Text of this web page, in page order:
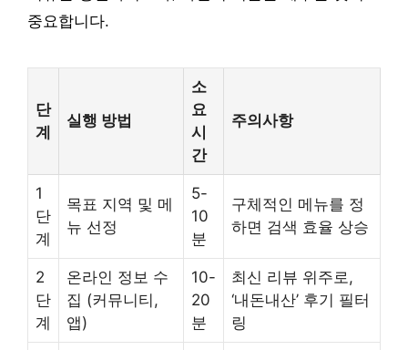
중요합니다.
단
계
실행 방법
소
요
시
간
주의사항
1
단
계
목표 지역 및 메
뉴 선정
5-
10
분
구체적인 메뉴를 정
하면 검색 효율 상승
2
단
계
온라인 정보 수
집 (커뮤니티,
앱)
10-
20
분
최신 리뷰 위주로,
‘내돈내산’ 후기 필터
링